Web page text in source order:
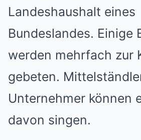
Landeshaushalt eines
Bundeslandes. Einige
werden mehrfach zur
gebeten.
Unternehmer können
davon singen.